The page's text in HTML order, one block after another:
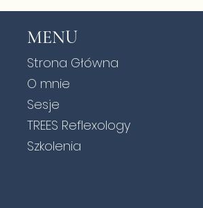
MENU
Strona Główna
O mnie
Sesje
TREES Reflexology
Szkolenia